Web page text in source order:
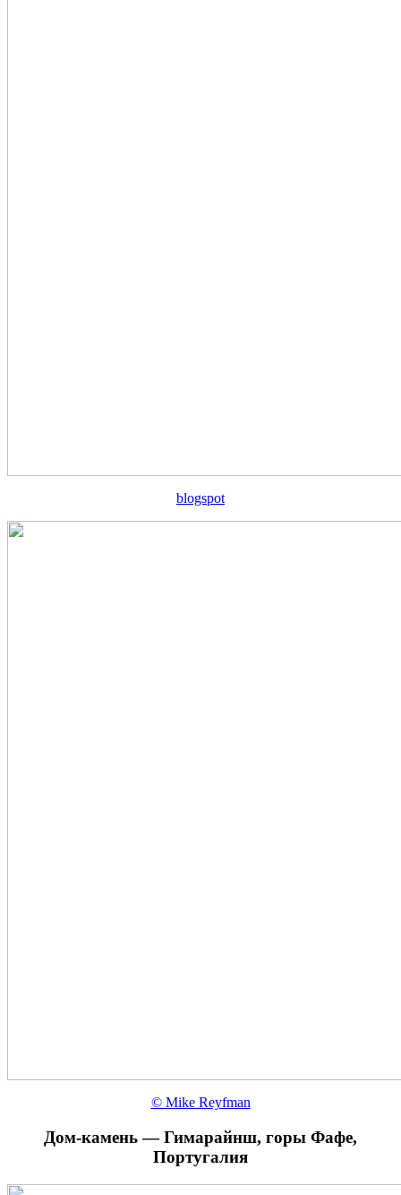
blogspot
© Mike Reyfman
Дом-камень — Гимарайнш, горы Фафе,
Португалия